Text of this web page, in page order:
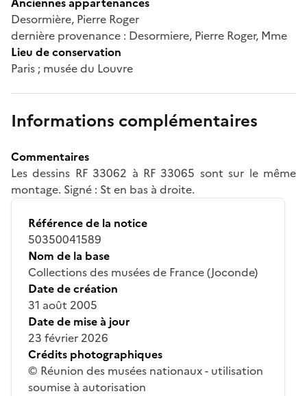
Desormière, Pierre Roger
dernière provenance : Desormiere, Pierre Roger, Mme
Lieu de conservation
Paris ; musée du Louvre
Informations complémentaires
Commentaires
Les dessins RF 33062 à RF 33065 sont sur le même
montage. Signé : St en bas à droite.
Référence de la notice
50350041589
Nom de la base
Collections des musées de France (Joconde)
Date de création
31 août 2005
Date de mise à jour
23 février 2026
Crédits photographiques
© Réunion des musées nationaux - utilisation
soumise à autorisation